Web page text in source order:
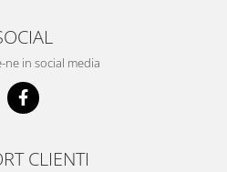
ne in social media
CLIENTI